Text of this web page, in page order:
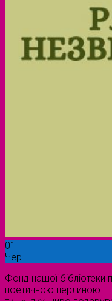
01
Чер
Фонд нашої
поетичною перлиною —